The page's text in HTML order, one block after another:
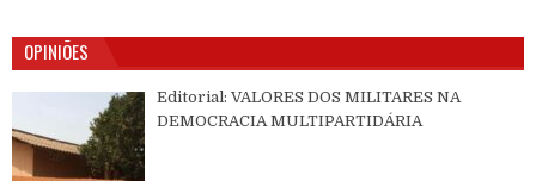
OPINIÕES
Editorial: VALORES DOS MILITARES NA
DEMOCRACIA MULTIPARTIDÁRIA